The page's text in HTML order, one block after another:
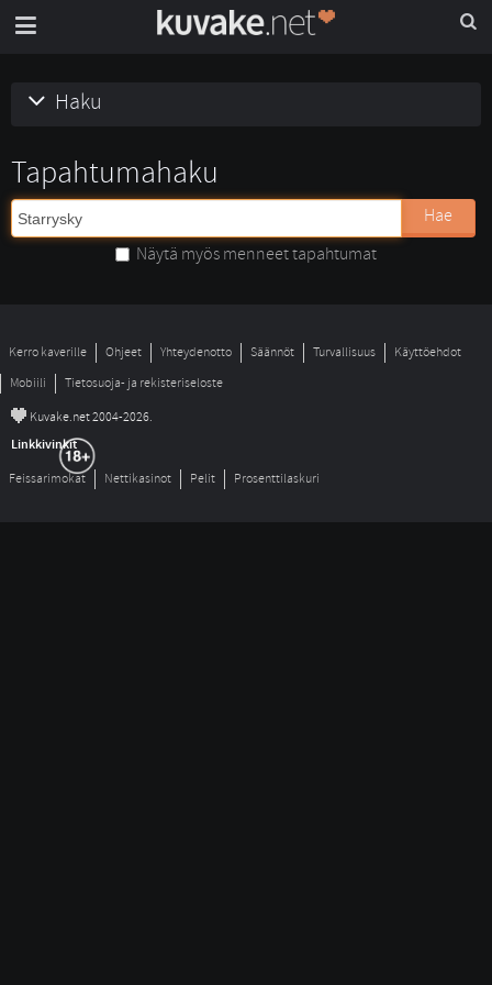
Haku
Tapahtumahaku
Hae
Näytä myös menneet tapahtumat
Kerro kaverille Ohjeet Yhteydenotto Säännöt Turvallisuus
Käyttöehdot
Mobiili
Tietosuoja- ja rekisteriseloste
© Kuvake.net 2004-2026.
Linkkivinkit
Feissarimokat Nettikasinot Pelit Prosenttilaskuri